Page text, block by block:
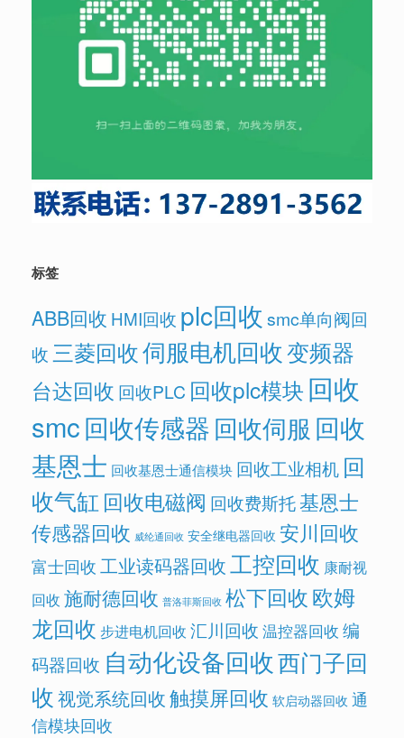
标签
ABB回收 HMI回收 plc回收 smc单向阀回
收三菱回收伺服电机回收变频器
台达回收 回收PLC 回收plc模块 回收
smc回收传感器回收伺服 回收
基恩士 回收基恩士通信模块 回收工业相机 回
收气缸 回收电磁阀 回收费斯托基恩士
传感器回收 威纶通回收 安全继电器回收 安川回收
富士回收工业读码器回收工控回收 康耐视
回收 施耐德回收 普洛菲斯回收 松下回收欧姆
龙回收 步进电机回收 汇川回收 温控器回收 编
码器回收 自动化设备回收西门子回
收视觉系统回收触摸屏回收 软启动器回收 通
信模块回收